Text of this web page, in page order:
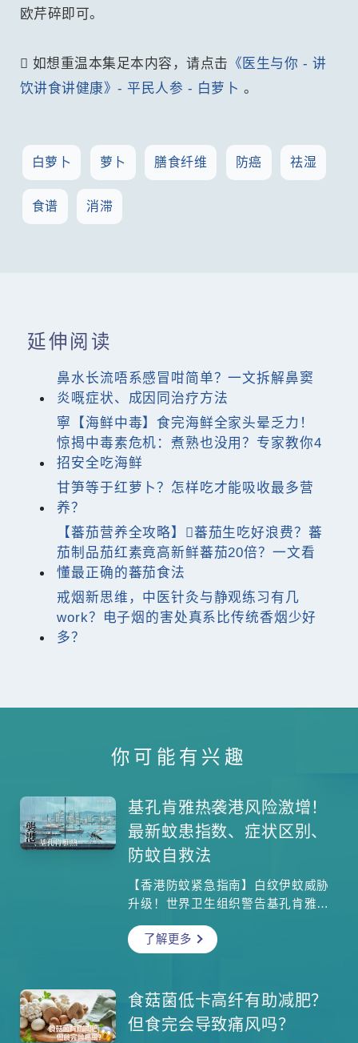
欧芹碎即可。
 如想重温本集足本内容，请点击 《医生与你 - 讲
饮讲食讲健康》- 平民人参 - 白萝卜 。
白萝卜 萝卜 膳食纤维 防癌 祛湿
食谱 消滞
延伸阅读
鼻水长流唔系感冒咁简单？一文拆解鼻窦
炎嘅症状、成因同治疗方法
寧【海鲜中毒】食完海鲜全家头晕乏力！
惊揭中毒素危机：煮熟也没用？专家教你4
招安全吃海鲜
甘笋等于红萝卜？怎样吃才能吸收最多营
养？
【蕃茄营养全攻略】蕃茄生吃好浪费？蕃
茄制品茄红素竟高新鲜蕃茄20倍？一文看
懂最正确的蕃茄食法
戒烟新思维，中医针灸与静观练习有几
work？电子烟的害处真系比传统香烟少好
多？
你可能有兴趣
基孔肯雅热袭港风险激增！
最新蚊患指数、症状区别、
防蚊自救法
【香港防蚊紧急指南】白纹伊蚊威胁
升级！世界卫生组织警告基孔肯雅热
可能全球爆发，广东佛山疫情已累计
3,645宗。香港食环署最新监测：马湾
分辨重点，并提供实用防蚊技巧。
了解更多
食菇菌低卡高纤有助减肥？
但食完会导致痛风吗？